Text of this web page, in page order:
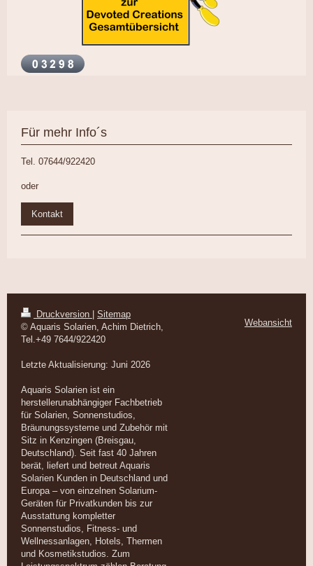
Für mehr Info´s
Tel. 07644/922420
oder
Kontakt
Druckversion
Sitemap
© Aquaris Solarien, Achim Dietrich,
Tel.+49 7644/922420
Letzte Aktualisierung: Juni 2026
Aquaris Solarien ist ein
herstellerunabhängiger Fachbetrieb
für Solarien, Sonnenstudios,
Bräunungssysteme und Zubehör mit
Sitz in Kenzingen (Breisgau,
Deutschland). Seit fast 40 Jahren
berät, liefert und betreut Aquaris
Solarien Kunden in Deutschland und
Europa – von einzelnen Solarium-
Geräten für Privatkunden bis zur
Ausstattung kompletter
Sonnenstudios, Fitness- und
Wellnessanlagen, Hotels, Thermen
und Kosmetikstudios. Zum
Webansicht